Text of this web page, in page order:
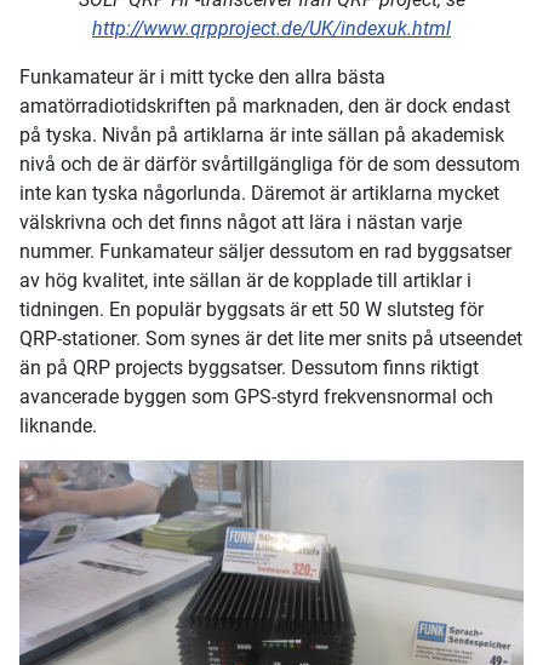
http://www.qrpproject.de/UK/indexuk.html
Funkamateur är i mitt tycke den allra bästa
amatörradiotidskriften på marknaden, den är dock endast
på tyska. Nivån på artiklarna är inte sällan på akademisk
nivå och de är därför svårtillgängliga för de som dessutom
inte kan tyska någorlunda. Däremot är artiklarna mycket
välskrivna och det finns något att lära i nästan varje
nummer. Funkamateur säljer dessutom en rad byggsatser
av hög kvalitet, inte sällan är de kopplade till artiklar i
tidningen. En populär byggsats är ett 50 W slutsteg för
QRP-stationer. Som synes är det lite mer snits på utseendet
än på QRP projects byggsatser. Dessutom finns riktigt
avancerade byggen som GPS-styrd frekvensnormal och
liknande.